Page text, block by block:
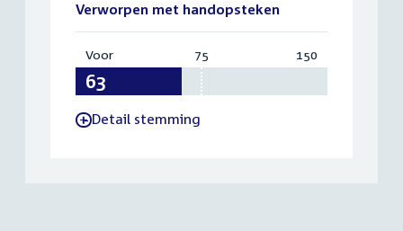
Verworpen met handopsteken
Voor:
75 150
-Detail stemming